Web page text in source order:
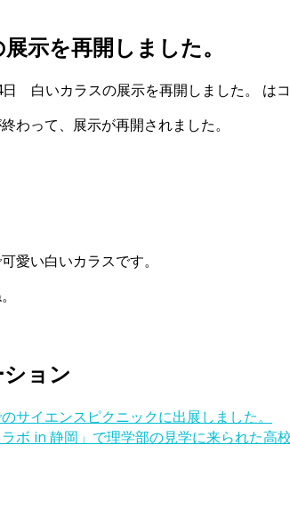
示を再開しました。
白いカラスの展示を再開しました。 は
わって、展示が再開されました。
愛い白いカラスです。
ョン
サイエンスピクニックに出展しました。
ラボ in 静岡」で理学部の見学に来られた高